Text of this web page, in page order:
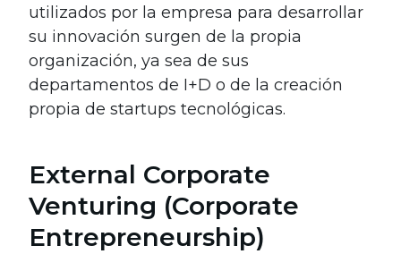
utilizados por la empresa para desarrollar
su innovación surgen de la propia
organización, ya sea de sus
departamentos de I+D o de la creación
propia de startups tecnológicas.
External Corporate
Venturing (Corporate
Entrepreneurship)